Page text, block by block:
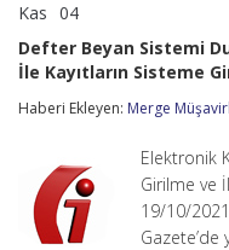
Kas 04
Sistemi
Duyurusu
Elektronik
Usulü
Kayıtların
Sisteme
Girilme
Defter Beyan Sistemi
İle Kayıtların Sisteme
Haberi Ekleyen: Merge
Elektronik
Girilme ve
19/10/
Gazete’de